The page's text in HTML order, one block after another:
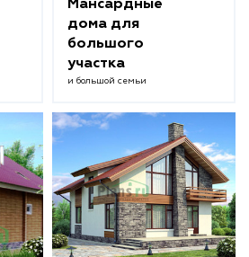
Мансардные
дома для
большого
участка
и большой семьи